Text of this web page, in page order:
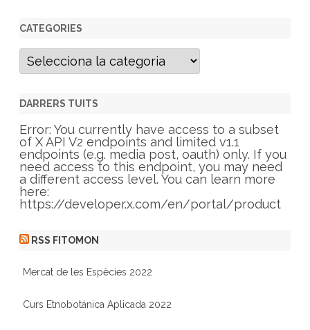
CATEGORIES
C
t
g
r
i
e
s
DARRERS TUITS
Error: You currently have access to a subset
of X API V2 endpoints and limited v1.1
endpoints (e.g. media post, oauth) only. If you
need access to this endpoint, you may need
a different access level. You can learn more
here:
https://developer.x.com/en/portal/product
RSS FITOMON
Mercat de les Espècies 2022
Curs Etnobotánica Aplicada 2022